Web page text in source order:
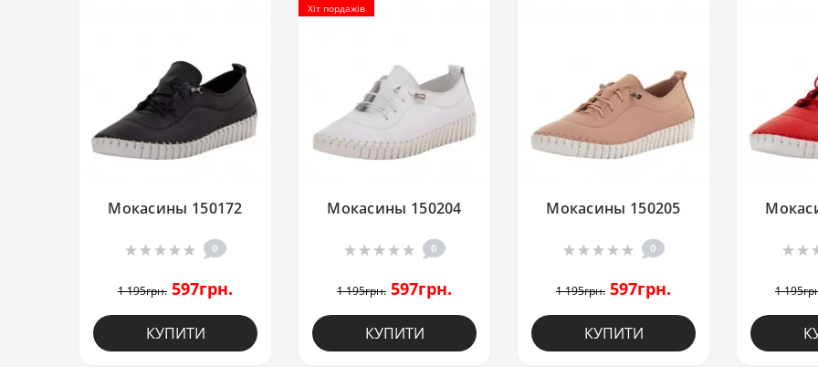
Мокасины 150172
0
1 195грн. 597грн.
КУПИТИ
Хіт пордажів
Мокасины 150204
0
1 195грн. 597грн.
КУПИТИ
Мокасины 150205
0
1 195грн. 597грн.
КУПИТИ
1